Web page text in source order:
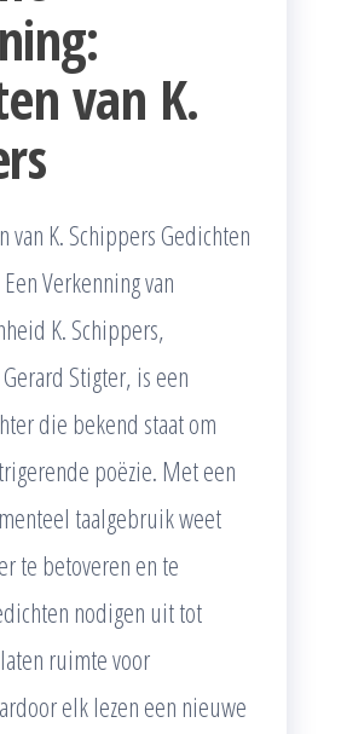
van K.
van K. Schippers Gedichten
Verkenning van
K. Schippers,
Stigter, is een
die bekend staat om
poëzie. Met een
taalgebruik weet
te betoveren en te
nodigen uit tot
ruimte voor
elk lezen een nieuwe